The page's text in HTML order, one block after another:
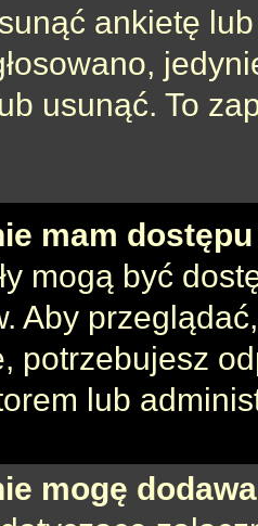
ankietę
usunąć. To
mam dostępu
mogą być
Aby
potrzebujesz
lub
mogę